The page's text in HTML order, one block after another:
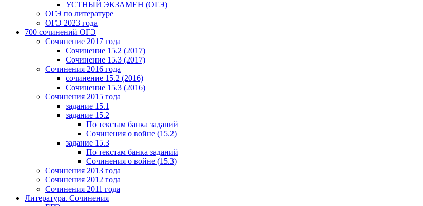
УСТНЫЙ ЭКЗАМЕН (ОГЭ)
ОГЭ по литературе
ОГЭ 2023 года
700 cочинений ОГЭ
Сочинение 2017 года
Сочинение 15.2 (2017)
Сочинение 15.3 (2017)
Сочинения 2016 года
сочинение 15.2 (2016)
Сочинение 15.3 (2016)
Сочинения 2015 года
задание 15.1
задание 15.2
По текстам банка заданий
Сочинения о войне (15.2)
задание 15.3
По текстам банка заданий
Сочинения о войне (15.3)
Сочинения 2013 года
Сочинения 2012 года
Сочинения 2011 года
Литература. Сочинения